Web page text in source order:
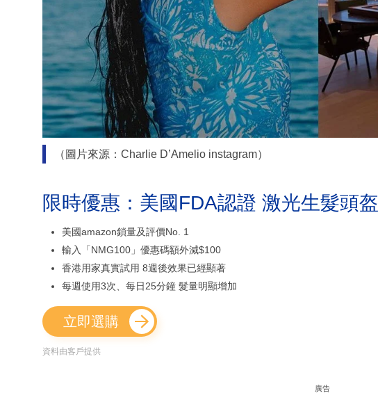
（圖片來源：Charlie D’Amelio instagram）
限時優惠：美國FDA認證 激光生髮頭盔
美國amazon鎖量及評價No. 1
輸入「NMG100」優惠碼額外減$100
香港用家真實試用 8週後效果已經顯著
每週使用3次、每日25分鐘 髮量明顯增加
立即選購
資料由客戶提供
廣告